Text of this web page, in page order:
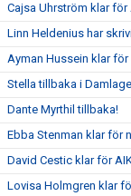
Cajsa Uhrström klar för
Linn Heldenius har
Ayman Hussein klar för
Stella tillbaka i
Dante Myrthil tillbaka!
Ebba Stenman klar för
David Cestic klar för
Lovisa Holmgren klar